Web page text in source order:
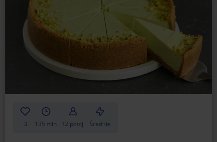
Na sernik królewski potrzebujesz dużo masła
- na masę serową 250 g, a na kruche ciasto 200 g.
W pierwszym wypadku powinno być to miękkie
masło (w temperaturze pokojowej, ale nie stopione),
ponieważ tak będzie łatwiej się ubijać. Zadbaj więc
o to, aby wyjąć je wcześniej, dzięki czemu zdąży
zyskać odpowiednią temperaturę.
Do kruchego ciasta najlepiej zaś nada się zimne
masło. Zapewni to odpowiednią strukturę i pomoże
w odpowiednim i łatwiejszym zagniataniu.
3 135 min 12 porcji Średnie